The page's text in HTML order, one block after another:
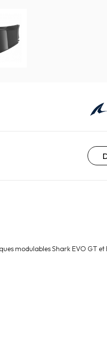
modulables Shark EVO GT et